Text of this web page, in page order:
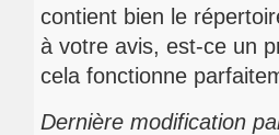
contient bien le
à votre avis, est-ce un
cela fonctionne
Dernière modification